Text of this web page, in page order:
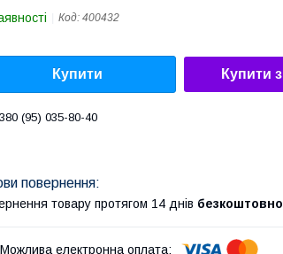
Код: 400432
Купити Купити з
(95) 035-80-40
товару протягом 14 днів безкоштовно